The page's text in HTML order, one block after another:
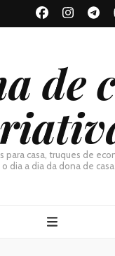
de
para casa, truques de
o dia a dia da dona de